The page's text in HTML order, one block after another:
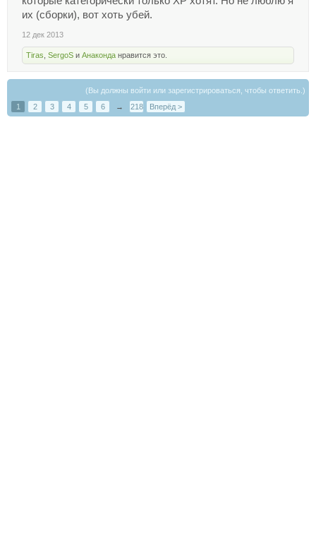
их (сборки), вот хоть убей.
12 дек 2013
Tiras SergoS и Анаконда нравится это.
(Вы должны войти или зарегистрироваться, чтобы ответить.)
1
2 3 4 5 6 → 218 Вперёд >